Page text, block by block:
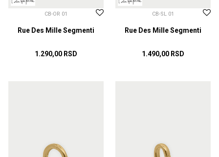
CB-OR 01
Rue Des Mille Segmenti
1.290,00 RSD
CB-SL 01
Rue Des Mille Segmenti
1.490,00 RSD